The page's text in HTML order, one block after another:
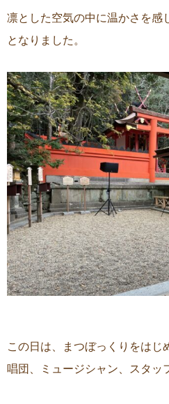
凛とした空気の中に温かさを感
となりました。
この日は、まつぼっくりをはじ
唱団、ミュージシャン、スタッ